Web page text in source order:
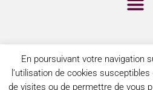
MENTIONS
POLITIQUE DE
En poursuivant votre navigation
l’utilisation de cookies
de visites ou de permettre de vous